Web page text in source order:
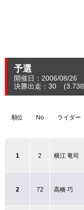
予選
開催日：2006/08/26
決勝出走：30
(3.738
順位 No ライダー
1 2 横江 竜司
2 72 高橋 巧